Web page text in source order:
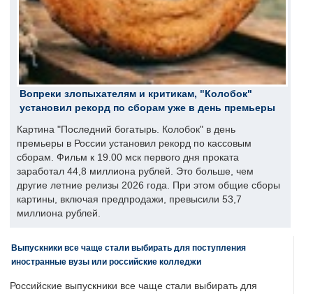
Вопреки злопыхателям и критикам, "Колобок"
установил рекорд по сборам уже в день премьеры
Картина "Последний богатырь. Колобок" в день
премьеры в России установил рекорд по кассовым
сборам. Фильм к 19.00 мск первого дня проката
заработал 44,8 миллиона рублей. Это больше, чем
другие летние релизы 2026 года. При этом общие сборы
картины, включая предпродажи, превысили 53,7
миллиона рублей.
Выпускники все чаще стали выбирать для поступления
иностранные вузы или российские колледжи
Российские выпускники все чаще стали выбирать для